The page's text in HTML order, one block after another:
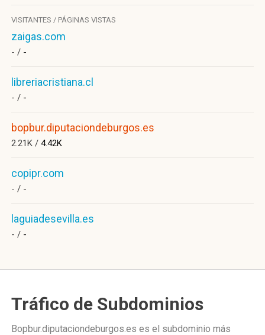
VISITANTES / PÁGINAS VISTAS
zaigas.com
- / -
libreriacristiana.cl
- / -
bopbur.diputaciondeburgos.es
2.21K / 4.42K
copipr.com
- / -
laguiadesevilla.es
- / -
Tráfico de Subdominios
Bopbur.diputaciondeburgos.es es el subdominio más